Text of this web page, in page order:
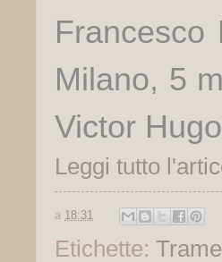
Milano, 5
Victor Hugo
Leggi tutto
a 18:31
Etichette: